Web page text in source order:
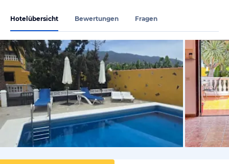
Hotelübersicht Bewertungen Fragen
von